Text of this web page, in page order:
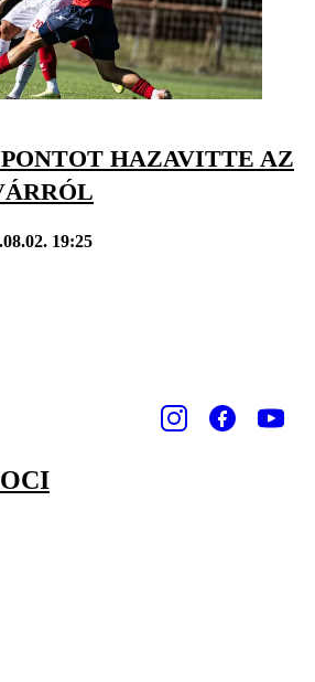
HAZAVITTE AZ
19:25